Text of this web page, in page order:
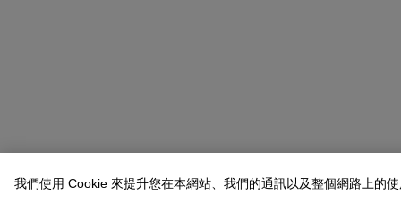
我們使用 Cookie 來提升您在本網站、我們的通訊以及整個網路上的